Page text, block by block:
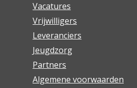
Vacatures
Vrijwilligers
Leveranciers
Jeugdzorg
Partners
Algemene voorwaarden